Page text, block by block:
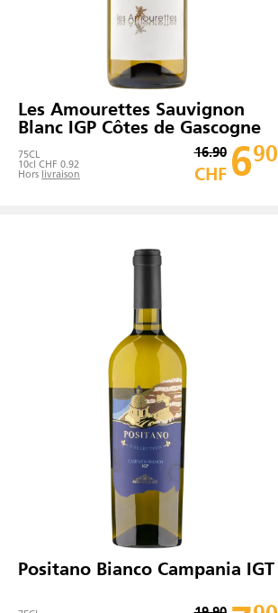
Les Amourettes Sauvignon
Blanc IGP Côtes de Gascogne
75CL
10cl CHF 0.92
Hors livraison
16.90
CHF 690
Positano Bianco Campania IGT